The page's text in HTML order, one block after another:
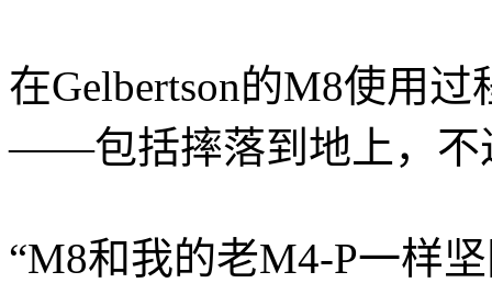
在Gelbertson的M8使用
——包括摔落到地上，不
“M8和我的老M4-P一样